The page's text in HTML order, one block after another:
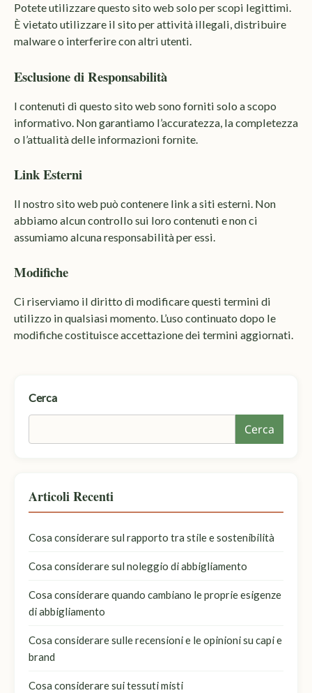
Potete utilizzare questo sito web solo per scopi legittimi.
È vietato utilizzare il sito per attività illegali, distribuire
malware o interferire con altri utenti.
Esclusione di Responsabilità
I contenuti di questo sito web sono forniti solo a scopo
informativo. Non garantiamo l’accuratezza, la completezza
o l’attualità delle informazioni fornite.
Link Esterni
Il nostro sito web può contenere link a siti esterni. Non
abbiamo alcun controllo sui loro contenuti e non ci
assumiamo alcuna responsabilità per essi.
Modifiche
Ci riserviamo il diritto di modificare questi termini di
utilizzo in qualsiasi momento. L’uso continuato dopo le
modifiche costituisce accettazione dei termini aggiornati.
Cerca
Cerca
Articoli Recenti
Cosa considerare sul rapporto tra stile e sostenibilità
Cosa considerare sul noleggio di abbigliamento
Cosa considerare quando cambiano le proprie esigenze
di abbigliamento
Cosa considerare sulle recensioni e le opinioni su capi e
brand
Cosa considerare sui tessuti misti